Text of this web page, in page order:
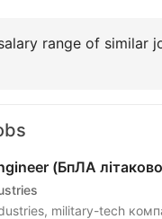
range of similar
(БпЛА
military-tech